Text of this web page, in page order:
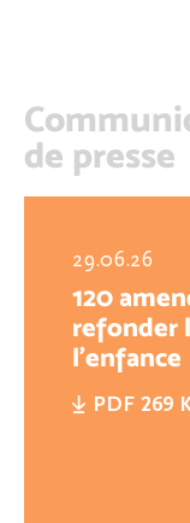
de presse
29.06.26
120
refonder
l'enfance
PDF 269